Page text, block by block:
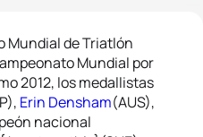
Mundial de Triatlón
Mundial por
2012, los medallistas
Erin Densham(AUS),
nacional